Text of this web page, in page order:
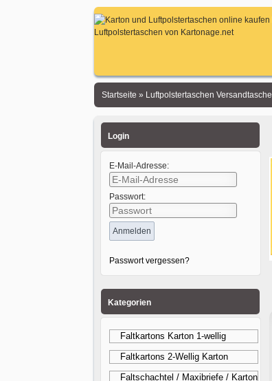
Startseite » Luftpolstertaschen Versandtasche
Login
E-Mail-Adresse:
Passwort:
Passwort vergessen?
Kategorien
Faltkartons Karton 1-wellig
Faltkartons 2-Wellig Karton
Faltschachtel / Maxibriefe / Karton